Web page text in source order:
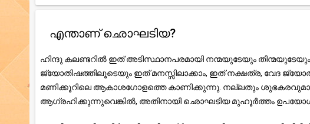
എന്താണ് ഛൊഘടിയ?
ഹിന്ദു കലണ്ടറിൽ ഇത് അടിസ്ഥാനപരമായി നന്മയുടേയും
ജ്യോതിഷത്തിലൂടെയും ഇത് മനസ്സിലാക്കാം, ഇത് നക്ഷത്ര, വേദ
മണിക്കൂറിലെ ആകാശഗോളത്തെ കാണിക്കുന്നു. നല്ലതും ശുഭകരവുമായ
ആഗ്രഹിക്കുന്നുവെങ്കിൽ, അതിനായി ഛൊഘടിയ മുഹൂർത്തം